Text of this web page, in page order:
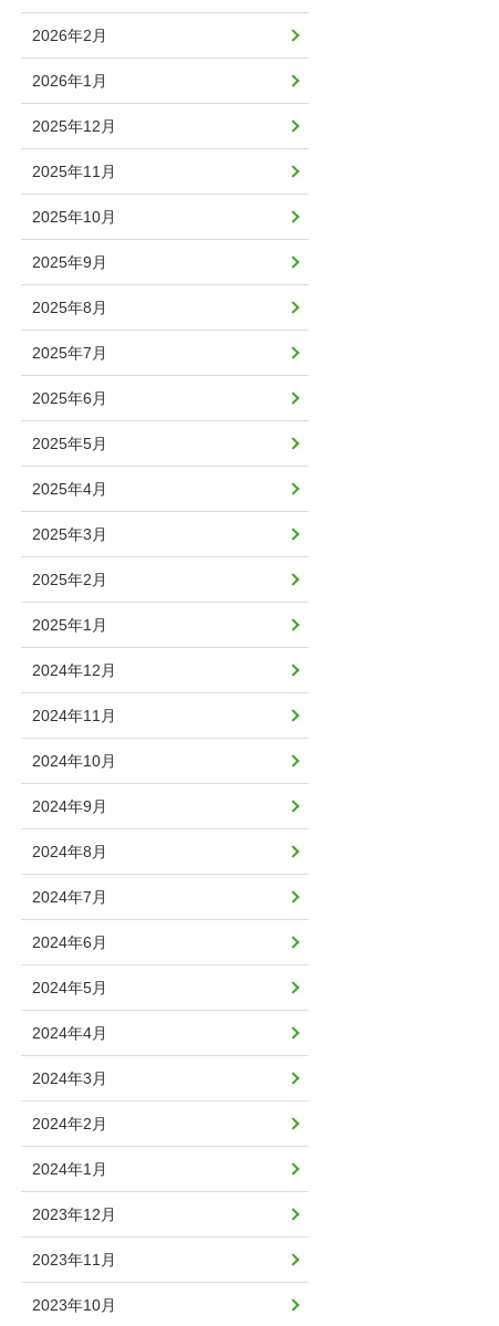
2026年2月
2026年1月
2025年12月
2025年11月
2025年10月
2025年9月
2025年8月
2025年7月
2025年6月
2025年5月
2025年4月
2025年3月
2025年2月
2025年1月
2024年12月
2024年11月
2024年10月
2024年9月
2024年8月
2024年7月
2024年6月
2024年5月
2024年4月
2024年3月
2024年2月
2024年1月
2023年12月
2023年11月
2023年10月